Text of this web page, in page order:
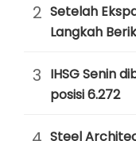
2 Setelah
Langkah
3 IHSG Senin
posisi 6.272
Steel